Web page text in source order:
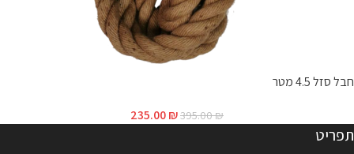
חבל סזל 4.5 מטר
395.00₪
235.00₪
תפריט